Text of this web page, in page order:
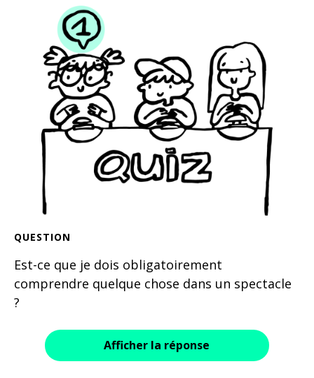
QUESTION
Est-ce que je dois obligatoirement
comprendre quelque chose dans un spectacle
?
Afficher la réponse